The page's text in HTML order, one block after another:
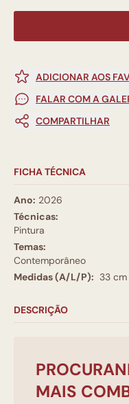
ADICIONAR AOS
FALAR COM A
COMPARTILHAR
FICHA TÉCNICA
Ano: 2026
Técnicas:
Pintura
Temas:
Contemporâneo
Medidas (A/L/P): 33 cm
DESCRIÇÃO
MAIS